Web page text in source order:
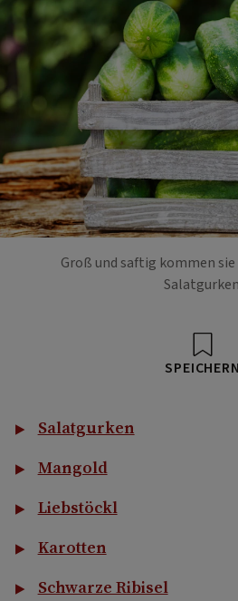
Groß und saftig kommen sie
SPEICHERN
Salatgurken
Mangold
Liebstöckl
Karotten
Schwarze Ribisel